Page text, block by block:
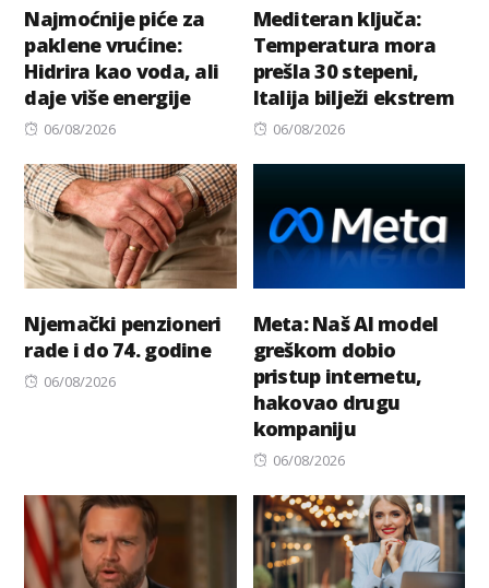
Najmoćnije piće za
paklene vrućine:
Hidrira kao voda, ali
daje više energije
Posted
06/08/2026
Mediteran ključa:
Temperatura mora
prešla 30 stepeni,
Italija bilježi ekstrem
Posted
06/08/2026
Njemački penzioneri
rade i do 74. godine
Posted
06/08/2026
Meta: Naš AI model
greškom dobio
pristup internetu,
hakovao drugu
kompaniju
Posted
06/08/2026